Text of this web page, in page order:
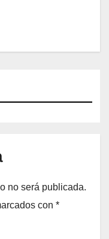
no será publicada.
con *